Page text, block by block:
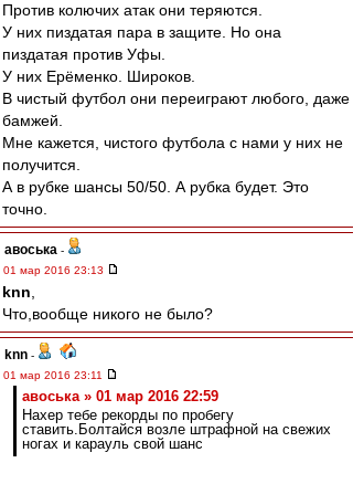
Против колючих атак они теряются.
У них пиздатая пара в защите. Но она
пиздатая против Уфы.
У них Ерёменко. Широков.
В чистый футбол они переиграют любого, даже
бамжей.
Мне кажется, чистого футбола с нами у них не
получится.
А в рубке шансы 50/50. А рубка будет. Это
точно.
авоська -
01 мар 2016 23:13
knn
Что,вообще никого не было?
knn -
01 мар 2016 23:11
авоська » 01 мар 2016 22:59
Нахер тебе рекорды по пробегу
ставить.Болтайся возле штрафной на свежих
ногах и карауль свой шанс